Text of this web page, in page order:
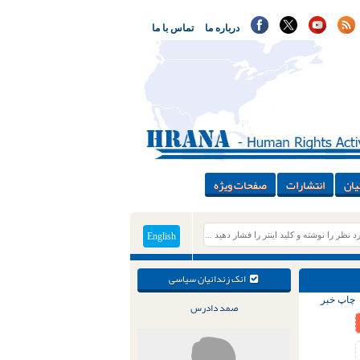
تماس با ما درباره ما
انتشارات صفحات ویژه
English
انک زندانیان سیاسی
صمد دادرس
چاپ خبر